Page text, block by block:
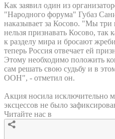
Как заявил один из
"Народного форума" Губаз
наказывает за Косово. "Мы три
нельзя признавать Косово,
к разделу мира и бросают
теперь Россия отвечает ей
Этому необходимо положить
сам решать свою судьбу и в
ООН", - отметил он.
Акция носила исключительно
эксцессов не было
Читайте нас в